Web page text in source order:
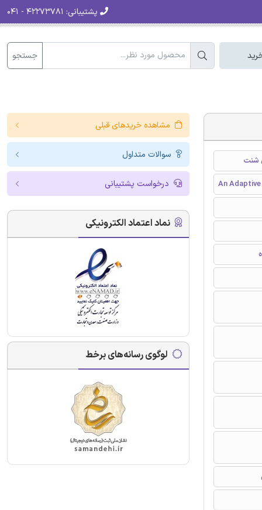
پشتیبانی:
جستجو
شنت
An
مشاهده خریدهای قبلی
سوالات متداول
درخواست پشتیبانی
نماد اعتماد الکترونیکی
لوگوی رسانه‌های برخط